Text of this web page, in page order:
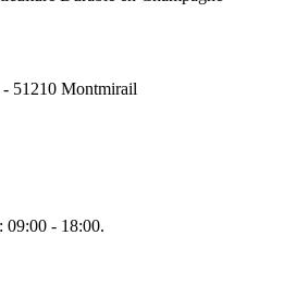
- 51210 Montmirail
09:00 - 18:00.